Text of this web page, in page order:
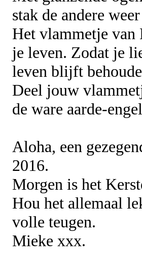
stak de andere
Het vlammetje
je leven. Zodat je
leven blijft
Deel jouw
de ware aarde-
Aloha, een
2016.
Morgen is het
Hou het allemaal
volle teugen.
Mieke xxx.